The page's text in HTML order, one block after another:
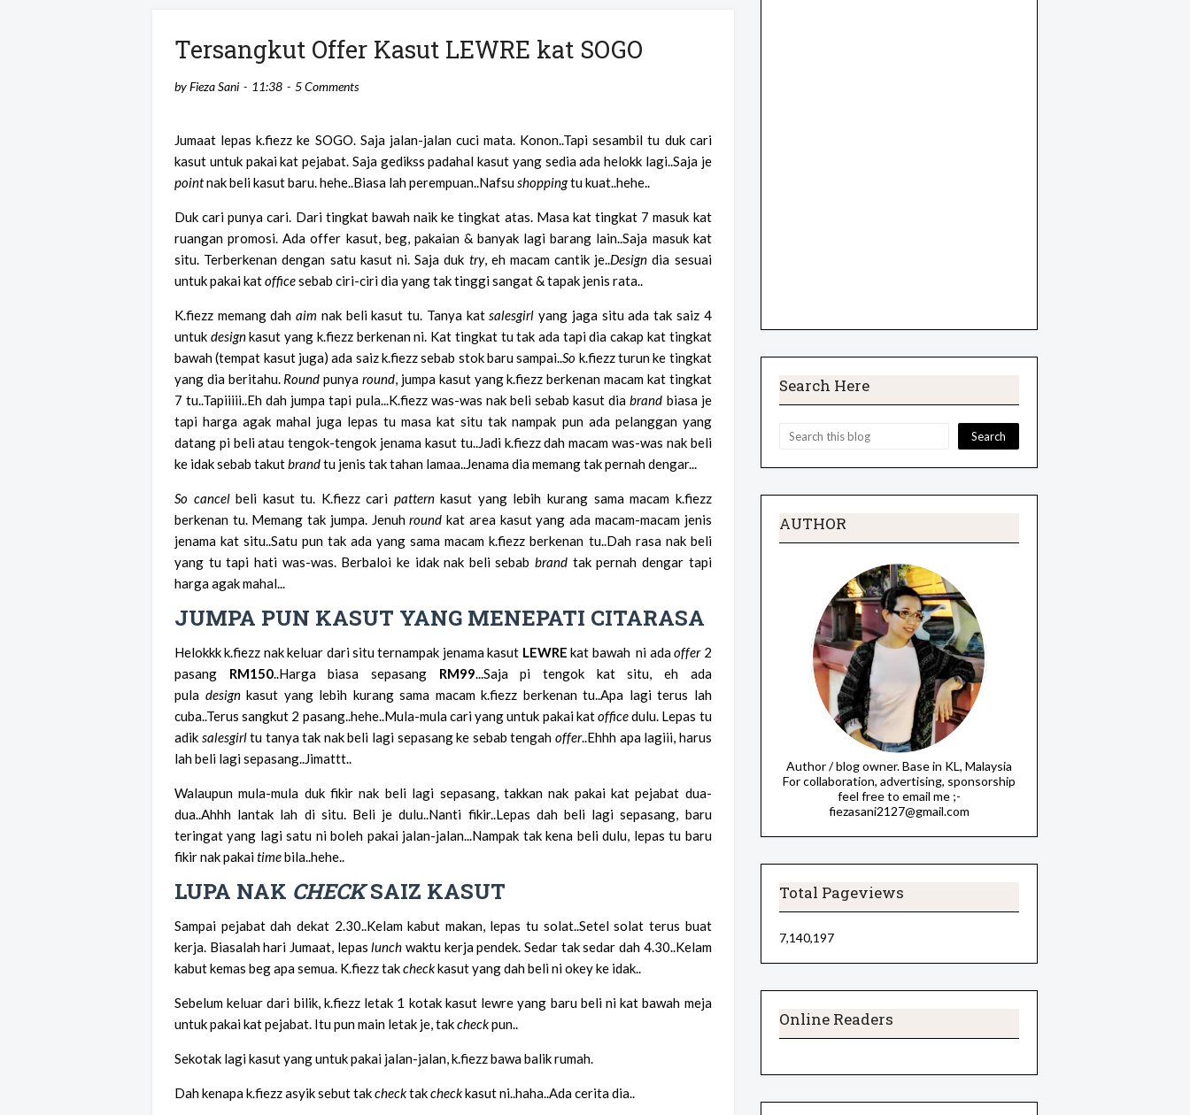
Tersangkut Offer Kasut LEWRE kat SOGO
byFieza Sani 11:38 5 Comments
Jumaat lepas k.fiezz ke SOGO. Saja jalan-jalan cuci mata. Konon..Tapi sesambil tu duk cari
kasut untuk pakai kat pejabat. Saja gedikss padahal kasut yang sedia ada helokk lagi..Saja je
pointnak beli kasut baru. hehe..Biasa lah perempuan..Nafsushoppingtu kuat..hehe..
Duk cari punya cari. Dari tingkat bawah naik ke tingkat atas. Masa kat tingkat 7 masuk kat
ruangan promosi. Ada offer kasut, beg, pakaian & banyak lagi barang lain..Saja masuk kat
situ. Terberkenan dengan satu kasut ni. Saja duk try, eh macam cantik je..Design dia sesuai
untuk pakai katofficesebab ciri-ciri dia yang tak tinggi sangat & tapak jenis rata..
K.fiezz memang dahaim nak beli kasut tu. Tanya katsalesgirl yang jaga situ ada tak saiz 4
untuk designkasut yang k.fiezz berkenan ni. Kat tingkat tu tak ada tapi dia cakap kat tingkat
bawah (tempat kasut juga) ada saiz k.fiezz sebab stok baru sampai..So k.fiezz turun ke tingkat
yang dia beritahu. Round punyaround, jumpa kasut yang k.fiezz berkenan macam kat tingkat
7 tu..Tapiiiii..Eh dah jumpa tapi pula...K.fiezz was-was nak beli sebab kasut diabrand biasa je
tapi harga agak mahal juga lepas tu masa kat situ tak nampak pun ada pelanggan yang
datang pi beli atau tengok-tengok jenama kasut tu..Jadi k.fiezz dah macam was-was nak beli
ke idak sebab takutbrandtu jenis tak tahan lamaa..Jenama dia memang tak pernah dengar...
So cancelbeli kasut tu. K.fiezz cari patternkasut yang lebih kurang sama macam k.fiezz
berkenan tu. Memang tak jumpa. Jenuhround kat area kasut yang ada macam-macam jenis
jenama kat situ..Satu pun tak ada yang sama macam k.fiezz berkenan tu..Dah rasa nak beli
yang tu tapi hati was-was. Berbaloi ke idak nak beli sebabbrand tak pernah dengar tapi
harga agak mahal...
JUMPA PUN KASUT YANG MENEPATI CITARASA
Helokkk k.fiezz nak keluar dari situ ternampak jenama kasut LEWRE kat bawah ni adaoffer2
pasang RM150..Harga biasa sepasang RM99...Saja pi tengok kat situ, eh ada
pula designkasut yang lebih kurang sama macam k.fiezz berkenan tu..Apa lagi terus lah
cuba..Terus sangkut 2 pasang..hehe..Mula-mula cari yang untuk pakai katofficedulu. Lepas tu
adik salesgirltu tanya tak nak beli lagi sepasang ke sebab tengah offer..Ehhh apa lagiii, harus
lah beli lagi sepasang..Jimattt..
Walaupun mula-mula duk fikir nak beli lagi sepasang, takkan nak pakai kat pejabat dua-
dua..Ahhh lantak lah di situ. Beli je dulu..Nanti fikir..Lepas dah beli lagi sepasang, baru
teringat yang lagi satu ni boleh pakai jalan-jalan...Nampak tak kena beli dulu, lepas tu baru
fikir nak pakaitimebila..hehe..
LUPA NAK CHECKSAIZ KASUT
Sampai pejabat dah dekat 2.30..Kelam kabut makan, lepas tu solat..Setel solat terus buat
kerja. Biasalah hari Jumaat, lepaslunch waktu kerja pendek. Sedar tak sedar dah 4.30..Kelam
kabut kemas beg apa semua. K.fiezz takcheckkasut yang dah beli ni okey ke idak..
Sebelum keluar dari bilik, k.fiezz letak 1 kotak kasut lewre yang baru beli ni kat bawah meja
untuk pakai kat pejabat. Itu pun main letak je, takcheckpun..
Sekotak lagi kasut yang untuk pakai jalan-jalan, k.fiezz bawa balik rumah.
Dah kenapa k.fiezz asyik sebut takchecktakcheckkasut ni..haha..Ada cerita dia..
Search Here
AUTHOR
Author / blog owner. Base in KL, Malaysia
For collaboration, advertising, sponsorship
feel free to email me ;-
fiezasani2127@gmail.com
Total Pageviews
7,140,197
Online Readers